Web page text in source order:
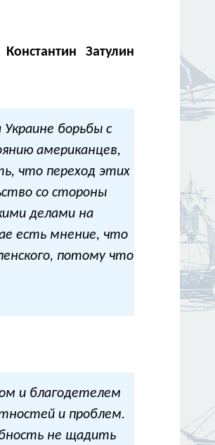
Константин Затулин
борьбы с
американцев,
что переход этих
со стороны
делами на
есть мнение, что
потому что
и благодетелем
и проблем.
не щадить